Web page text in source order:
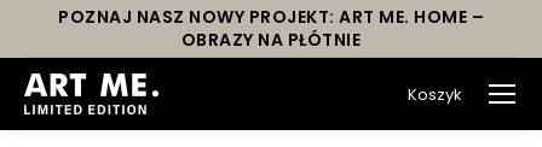
POZNAJ NASZ NOWY PROJEKT: ART ME. HOME –
OBRAZY NA PŁÓTNIE
Koszyk